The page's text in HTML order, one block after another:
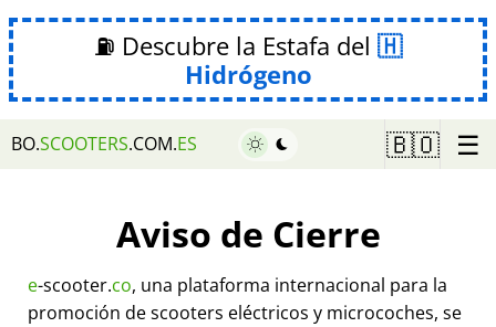
⛽ Descubre la Estafa del
Hidrógeno
BO.SCOOTERS.COM.ES 🇧🇴 ☰
Aviso de Cierre
e-scooter.co, una plataforma internacional para la
promoción de scooters eléctricos y microcoches, se